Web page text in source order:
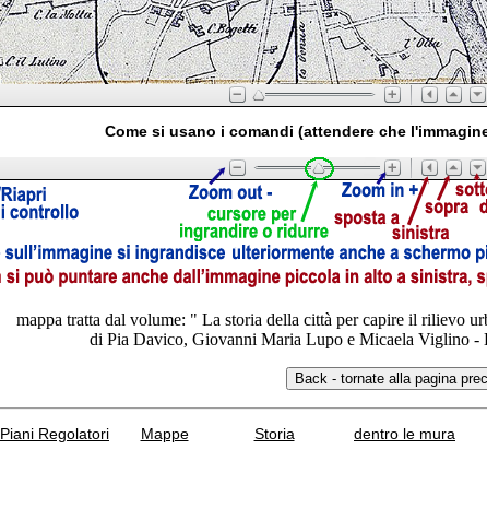
Come si usano i comandi (attendere che
mappa tratta dal volume: " La storia della città per capire il rilievo
di Pia Davico, Giovanni Maria Lupo e Micaela Viglino -
Piani Regolatori Mappe Storia dentro le mura